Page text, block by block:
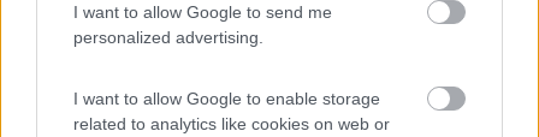
I want to allow Google to send me
personalized advertising.
I want to allow Google to enable storage
related to analytics like cookies on web or
In risposta al messaggio di Ciuick 15:25:44